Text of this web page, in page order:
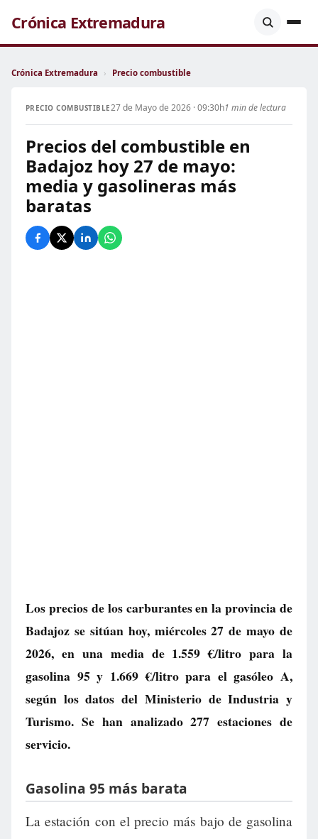
Crónica Extremadura
Crónica Extremadura › Precio combustible
PRECIO COMBUSTIBLE27 de Mayo de 2026 · 09:30h1 min de lectura
Precios del combustible en
Badajoz hoy 27 de mayo:
media y gasolineras más
baratas
Los precios de los carburantes en la provincia de
Badajoz se sitúan hoy, miércoles 27 de mayo de
2026, en una media de 1.559 €/litro para la
gasolina 95 y 1.669 €/litropara el gasóleo A,
según los datos del Ministerio de Industria y
Turismo. Se han analizado 277 estaciones de
servicio.
Gasolina 95 más barata
La estación con el precio más bajo de gasolina